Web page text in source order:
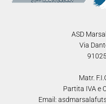
ASD
Via
Matr.
Partita IVA e
Email: